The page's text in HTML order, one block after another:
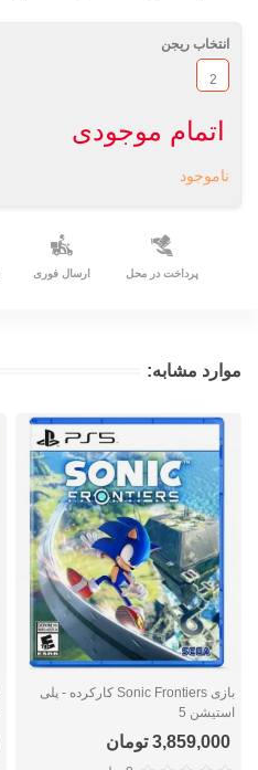
انتخاب ریجن
2
اتمام موجودی
ناموجود
پرداخت در محل ارسال فوری
موارد مشابه:
بازی Sonic Frontiers کارکرده - پلی
استیشن 5
3,859,000 تومان